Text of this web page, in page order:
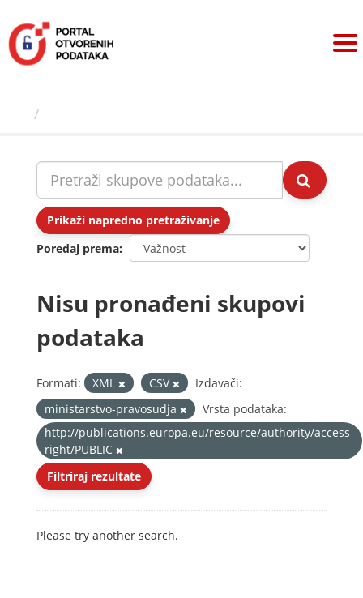
sadržaj
Prikaži napredno pretraživanje
Poredaj prema
Nisu pronađeni skupovi
podataka
Formati: XML CSV
Izdavači:
ministarstvo-pravosudja
Vrsta podataka:
http://publications.europa.eu/resource/authority/access-
right/PUBLIC
Filtriraj rezultate
Please try another search.